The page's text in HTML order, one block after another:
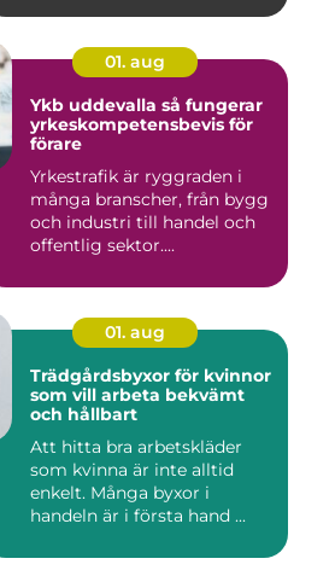
01. aug
Ykb uddevalla så fungerar
yrkeskompetensbevis för
förare
Yrkestrafik är ryggraden i
många branscher, från bygg
och industri till handel och
offentlig sektor....
01. aug
Trädgårdsbyxor för kvinnor
som vill arbeta bekvämt
och hållbart
Att hitta bra arbetskläder
som kvinna är inte alltid
enkelt. Många byxor i
handeln är i första hand ...